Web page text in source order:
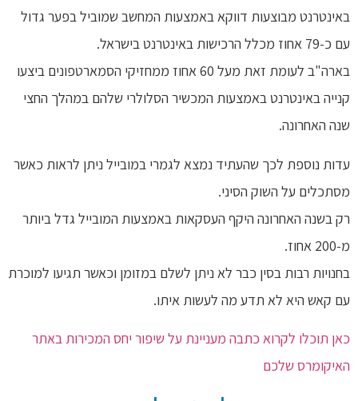
באינטרנט מבוצעות דווקא באמצעות המחשב שמוביל בפער גדול
עם כ-79 אחוז מכלל הרכישות באינטרנט בישראל.
בארה"ב לעומת זאת מעל 60 אחוז ממחזיקי הסמארטפונים ביצעו
קנייה באינטרנט באמצעות המכשיר הסלולרי שלהם במהלך החצי
שנה האחרונה.
עדות נוספת לכך שהעתיד נמצא לגמרי במובייל ניתן לראות כאשר
מסתכלים על השוק הסיני.
רק בשנה האחרונה היקף העסקאות באמצעות המובייל גדל ביותר
מ-200 אחוז.
בחנויות רבות בסין כבר לא ניתן לשלם במזומן וכאשר תגיעו למוכרת
עם קאש היא לא תדע מה לעשות איתו.
כאן תוכלו לקרוא כתבה מעניינת על שיפור יחס המכירות באתר
האיקומרס שלכם